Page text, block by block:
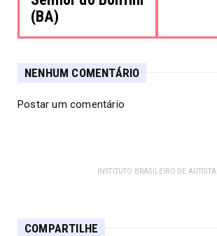
(BA)
NENHUM COMENTÁRIO
Postar um comentário
INSTITUTO BRASILEIRO DE AUTISTA
COMPARTILHE